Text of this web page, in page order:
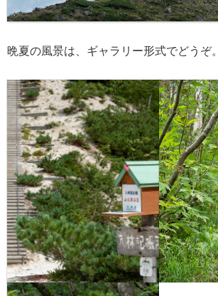
晩夏の風景は、ギャラリー形式でどうぞ。